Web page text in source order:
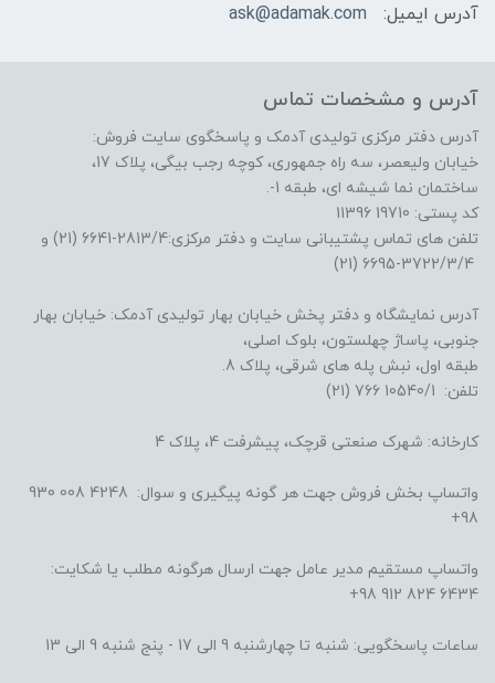
آدرس ایمیل:
ask@adamak.com
آدرس و مشخصات تماس
آدرس دفتر مرکزی تولیدی آدمک و پاسخگوی سایت فروش:
خیابان ولیعصر، سه راه جمهوری، کوچه رجب بیگی، پلاک 17،
ساختمان نما شیشه ای، طبقه 1-.
کد پستی: 19710 11396
تلفن های تماس پشتیبانی سایت و دفتر مرکزی:2813/4-6641 (21) و
آدرس نمایشگاه و دفتر پخش خیابان بهار تولیدی آدمک: خیابان بهار
جنوبی، پاساژ چهلستون، بلوک اصلی،
طبقه اول، نبش پله های شرقی، پلاک 8.
تلفن: 10540/1 766 (21)
کارخانه: شهرک صنعتی قرچک، پیشرفت 4، پلاک 4
واتساپ بخش فروش جهت هر گونه پیگیری و سوال: 4248 008 930
98+
واتساپ مستقیم مدیر عامل جهت ارسال هرگونه مطلب یا شکایت:
6434 824 912 98+
ساعات پاسخگویی: شنبه تا چهارشنبه 9 الی 17 - پنج شنبه 9 الی 13